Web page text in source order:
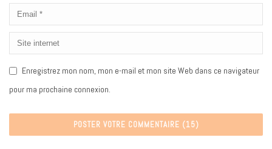
Enregistrez mon nom, mon e-mail et mon site Web dans ce navigateur
pour ma prochaine connexion.